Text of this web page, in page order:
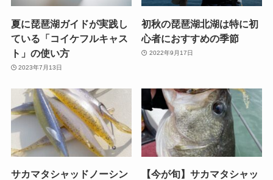
夏に琵琶湖ガイドが実践し
ている「コイケフルキャス
ト」の使い方
2023年7月13日
初秋の琵琶湖北湖は特に初
心者におすすめの季節
2022年9月17日
サカマタシャッドノーシン
【今が旬】サカマタシャッ